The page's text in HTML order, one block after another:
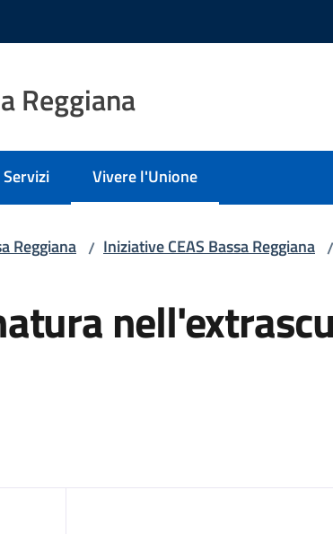
Reggiana
Servizi Vivere l'Unione
Menu selezionato
Reggiana / Iniziative CEAS Bassa Reggiana /